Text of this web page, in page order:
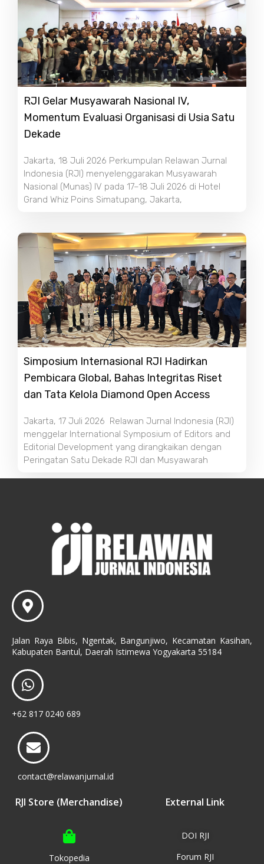
RJI Gelar Musyawarah Nasional IV,
Momentum Evaluasi Organisasi di Usia Satu
Dekade
Jakarta, 18 Juli 2026 Perkumpulan Relawan Jurnal
Indonesia (RJI) menyelenggarakan Musyawarah
Nasional (Munas) IV pada 17–18 Juli 2026 di Hotel
Grand Whiz Poins Simatupang, Jakarta,
Simposium Internasional RJI Hadirkan
Pembicara Global, Bahas Integritas Riset
dan Tata Kelola Diamond Open Access
Jakarta, 17 Juli 2026 Relawan Jurnal Indonesia (RJI)
menggelar International Symposium of Editors and
Editorial Development yang dirangkaikan dengan
Peringatan Satu Dekade RJI dan Musyawarah
Jalan Raya Bibis, Ngentak, Bangunjiwo, Kecamatan Kasihan,
Kabupaten Bantul, Daerah Istimewa Yogyakarta 55184
+62 817 0240 689
contact@relawanjurnal.id
RJI Store (Merchandise)
Tokopedia
External Link
DOI RJI
Forum RJI